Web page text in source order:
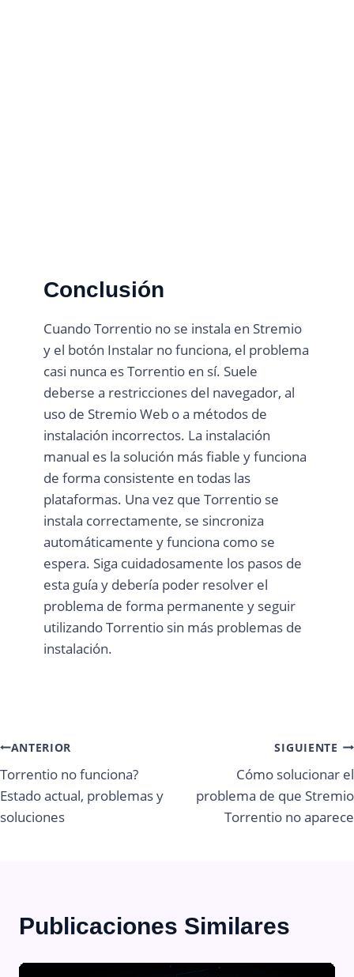
Conclusión
Cuando Torrentio no se instala en Stremio
y el botón Instalar no funciona, el problema
casi nunca es Torrentio en sí. Suele
deberse a restricciones del navegador, al
uso de Stremio Web o a métodos de
instalación incorrectos. La instalación
manual es la solución más fiable y funciona
de forma consistente en todas las
plataformas. Una vez que Torrentio se
instala correctamente, se sincroniza
automáticamente y funciona como se
espera. Siga cuidadosamente los pasos de
esta guía y debería poder resolver el
problema de forma permanente y seguir
utilizando Torrentio sin más problemas de
instalación.
Navegación
de
entradas
ANTERIOR
Torrentio no funciona?
Estado actual, problemas y
soluciones
SIGUIENTE
Cómo solucionar el
problema de que Stremio
Torrentio no aparece
Publicaciones Similares